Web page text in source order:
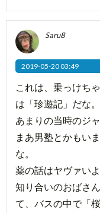
Saru8
2019-05-20 03:49
これは、乗っけち
は「珍遊記」だな
あまりの当時のジ
まあ男塾とかもい
な。
薬の話はヤヴァい
知り合いのおばさ
て、バスの中で「